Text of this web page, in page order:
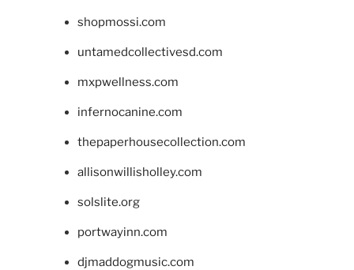
shopmossi.com
untamedcollectivesd.com
mxpwellness.com
infernocanine.com
thepaperhousecollection.com
allisonwillisholley.com
solslite.org
portwayinn.com
djmaddogmusic.com